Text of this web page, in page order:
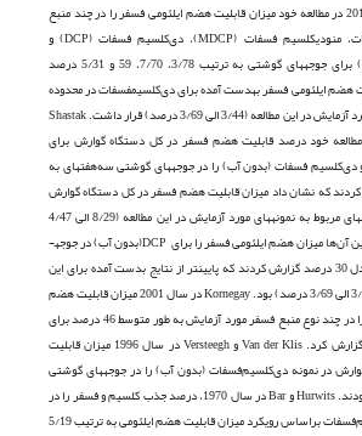
Bikker و همکاران در سال 2016 در مطالعه خود میزان قابلیت هضم ایلئومی فسفر را در چند منبع
فسفر شامل منو‌کلسیم‌فسفات، منو‌دی­کلسیم فسفات (MDCP)، دی‌کلسیم‌ فسفات (DCP) و
دی‌فلوئورینیتدفسفات (DFP) برای جوجه­های گوشتی به ترتیب 3/78، 7/70، 59 و 5/31 درصد
هضم ایلئومی فسفر به­دست آمده برای دی‌کلسیم­فسفات در محدوده
نتایج حاصل برای نمونه­های مورد آزمایش در این مطالعه (3/44 الی 3/69 درصد) قرار داشت. Shastak
در سال2012 در مطالعه خود درصد قابلیت هضم فسفر در کل دستگاه گوارش برای
فسفات (بدون آب) را در جوجه­های­ گوشتی سه‌هفته­ای به
گزارش کردند که نشان داد میزان قابلیت هضم فسفر در کل دستگاه گوارش
در دی‌کلسیم ‌فسفات با یافته­های مربوط به نمونه­های مورد آزمایش در این مطالعه (8/29 الی 4/47
درصد) مطابقت داشت. همچنین آن‌ها میزان هضم ایلئومی فسفر را برای DCP(بدون آب) در جوجه­
های گوشتی سه هفته‌ای معادل 30 درصد گزارش کردند که پایین­تر از نتایج بدست آمده برای این
مطالعه (30 درصد در مقابل 3/44 الی 3/69 درصد) بود. Kornegay در سال 2001 میزان قابلیت هضم
فسفر در کل دستگاه گوارش را در چند نوع منبع فسفر مورد آزمایش به طور متوسط 46 درصد برای
جوجه­های گوشتی و بوقلمون گزارش کرد. Van der Klis و Versteegh در سال 1996 میزان قابلیت
در نمونه دی‌کلسیم‌فسفات (بدون آب) را در جوجه­های گوشتی
سه‌ هفته­، 55 درصد اعلام نمودند. Hurwits و Bar در سال 1970، درصد جذب کلسیم و فسفر را در
یک نوع خوراک حاوی دی‌کلسیم‌فسفات براساس رویکرد میزان قابلیت هضم ایلئومی به ترتیب 5/19